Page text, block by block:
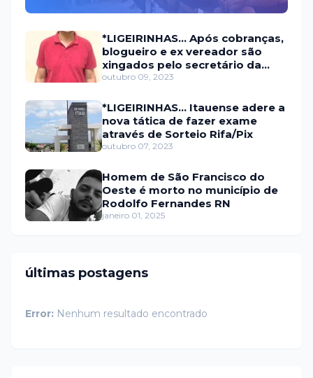
do candidato a prefeito
*LIGEIRINHAS... Após cobranças,
blogueiro e ex vereador são
xingados pelo secretário da
prefeitura de Itaú
outubro 09, 2023
*LIGEIRINHAS... Itauense adere a
nova tática de fazer exame
através de Sorteio Rifa/Pix
outubro 07, 2023
Homem de São Francisco do
Oeste é morto no município de
Rodolfo Fernandes RN
janeiro 01, 2025
últimas postagens
Error: Nenhum resultado encontrado